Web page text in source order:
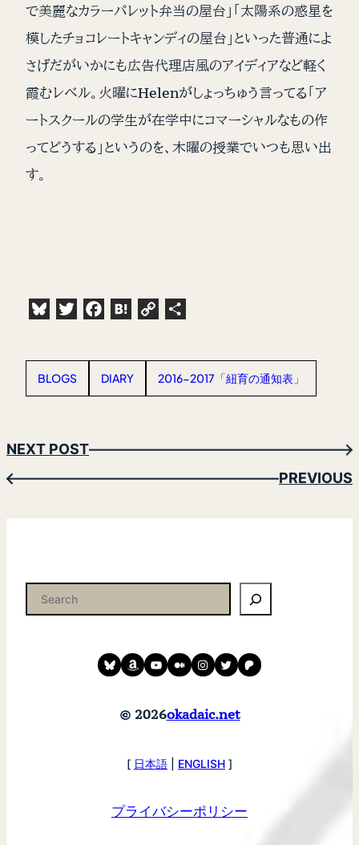
で美麗なカラーパレット弁当の屋台」「太陽系の惑星を
模したチョコレートキャンディの屋台」といった普通によ
さげだがいかにも広告代理店風のアイディアなど軽く
霞むレベル。火曜にHelenがしょっちゅう言ってる「ア
ートスクールの学生が在学中にコマーシャルなもの作
ってどうする」というのを、木曜の授業でいつも思い出
す。
BlueskyTwitterFacebookHatenaCopy
BLOGS DIARY 2016-2017「紐育の通知表」
NEXT POST
→
←
PREVIOUS
索
BlueskyamazonYouTubemediuminstagram
twitterpatreon
© 2026okadaic.net
[ 日本語 ENGLISH ]
プライバシーポリシー